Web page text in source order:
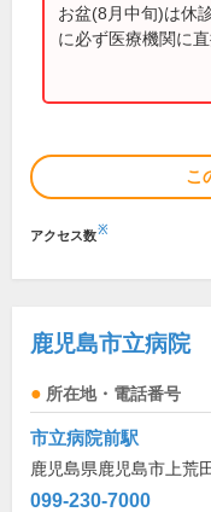
お盆(8月中旬)は休
に必ず医療機関に
こ
アクセス数※
鹿児島市立病院
所在地・電話番号
市立病院前駅
鹿児島県鹿児島市上荒
099-230-7000